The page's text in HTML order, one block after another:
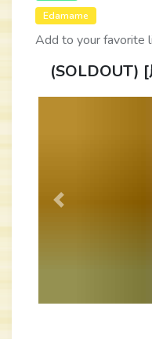
Edamame
Add to your favorite
(SOLDOUT)
Previous